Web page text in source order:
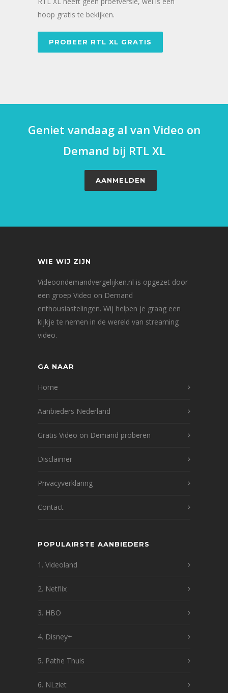
hoop gratis te bekijken.
PROBEER RTL XL GRATIS
Geniet vandaag al van Video on
Demand bij RTL XL
AANMELDEN
WIE WIJ ZIJN
Videoondemandvergelijken.nl is opgezet door
een groep Video on Demand
enthousiastelingen. Wij helpen je graag een
kijkje te nemen in de wereld van streaming
video.
GA NAAR
Home
Aanbieders Nederland
Gratis Video on Demand proberen
Disclaimer
Privacyverklaring
Contact
POPULAIRSTE AANBIEDERS
1. Videoland
2. Netflix
3. HBO
4. Disney+
5. Pathe Thuis
6. NLziet